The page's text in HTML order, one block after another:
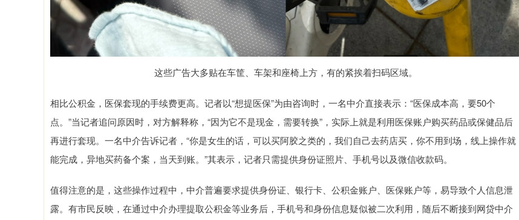
这些广告大多贴在车筐、车架和座椅上方，有的紧挨着扫码区域。
相比公积金，医保套现的手续费更高。记者以“想提医保”为由咨询时，一名中介直接表示：“医保成本高，要50个
点。”当记者追问原因时，对方解释称，“因为它不是现金，需要转换”，实际上就是利用医保账户购买药品或保健品后
再进行套现。一名中介告诉记者，“你是女生的话，可以买阿胶之类的，我们自己去药店买，你不用到场，线上操作就
能完成，异地买药备个案，当天到账。”其表示，记者只需提供身份证照片、手机号以及微信收款码。
值得注意的是，这些操作过程中，中介普遍要求提供身份证、银行卡、公积金账户、医保账户等，易导致个人信息泄
露。有市民反映，在通过中介办理提取公积金等业务后，手机号和身份信息疑似被二次利用，随后不断接到网贷中介